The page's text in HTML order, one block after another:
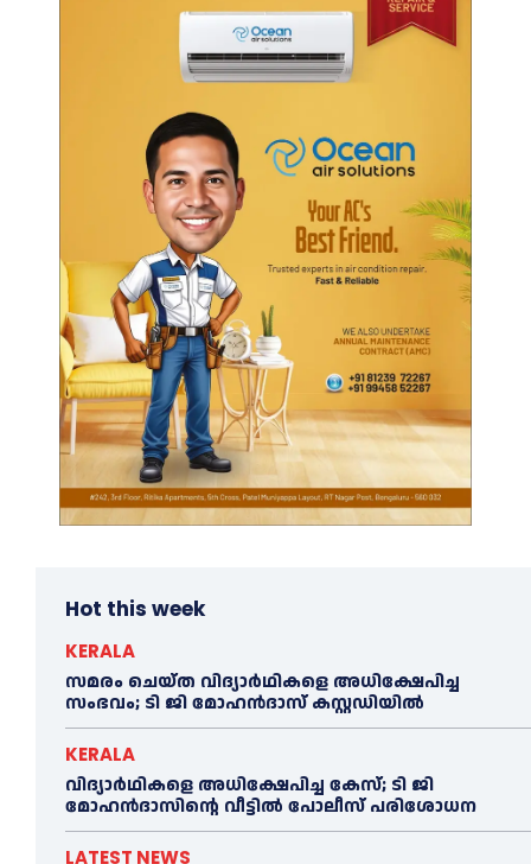
Hot this week
KERALA
സമരം ചെയ്ത വിദ്യാര്‍ഥികളെ അധിക്ഷേപിച്ച
സംഭവം; ടി ജി മോഹന്‍ദാസ് കസ്റ്റഡിയിൽ
KERALA
വിദ്യാര്‍ഥികളെ അധിക്ഷേപിച്ച കേസ്; ടി ജി
മോഹന്‍ദാസിന്റെ വീട്ടില്‍ പോലീസ് പരിശോധന
LATEST NEWS